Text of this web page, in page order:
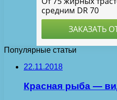
Популярные статьи
22.11.2018
Красная рыба —